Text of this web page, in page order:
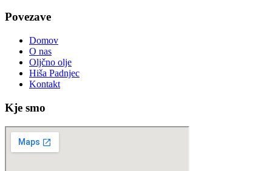
Povezave
Domov
O nas
Oljčno olje
Hiša Padnjec
Kontakt
Kje smo